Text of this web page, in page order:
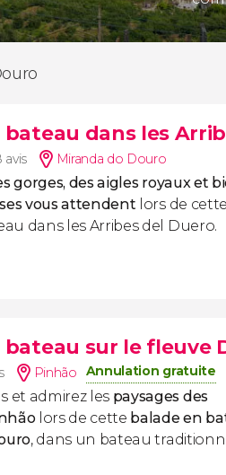
bateau dans les
avis Miranda do Douro
gorges, des aigles royaux et
vous attendent lors de cette
dans les Arribes del Duero.
bateau sur le fleuve
Pinhão Annulation gratuite
et admirez les paysages des
lors de cette balade en
, dans un bateau